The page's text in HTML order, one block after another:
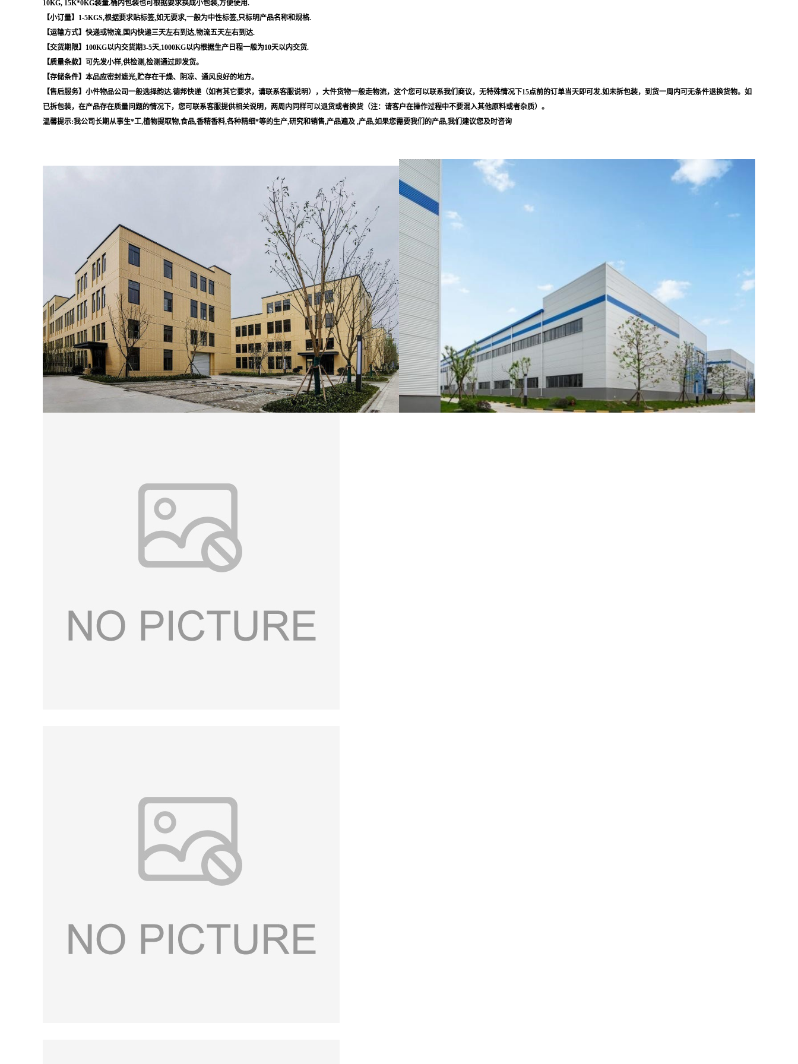
10KG, 15K*0KG装量.桶内包装也可根据要求换成小包装,方便使用.
【小订量】1-5KGS,根据要求贴标签,如无要求,一般为中性标签,只标明产品名称和规格.
【运输方式】快递或物流,国内快递三天左右到达,物流五天左右到达.
【交货期限】100KG以内交货期3-5天,1000KG以内根据生产日程一般为10天以内交货.
【质量条款】可先发小样,供检测,检测通过即发货。
【存储条件】本品应密封遮光,贮存在干燥、阴凉、通风良好的地方。
【售后服务】小件物品公司一般选择韵达.德邦快递（如有其它要求，请联系客服说明），大件货物一般走物流，这个您可以联系我们商议，无特殊情况下15点前的订单当天即可发.如未拆包装，到货一周内可无条件退换货物。如
已拆包装，在产品存在质量问题的情况下，您可联系客服提供相关说明，两周内同样可以退货或者换货（注：请客户在操作过程中不要混入其他原料或者杂质）。
温馨提示:我公司长期从事生*工,植物提取物,食品,香精香料,各种精细*等的生产,研究和销售,产品遍及 ,产品,如果您需要我们的产品,我们建议您及时咨询